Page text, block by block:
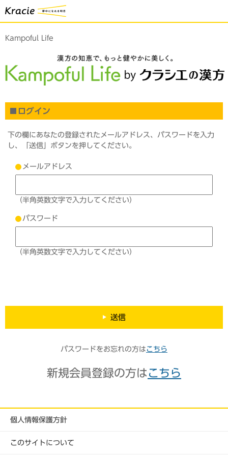
Kampoful Life
ログイン
下の欄にあなたの登録されたメールアドレス、パスワードを入力
し、「送信」ボタンを押してください。
メールアドレス
（半角英数文字で入力してください）
パスワード
（半角英数文字で入力してください）
送信
パスワードをお忘れの方は こちら
新規会員登録の方は こちら
個人情報保護方針
このサイトについて